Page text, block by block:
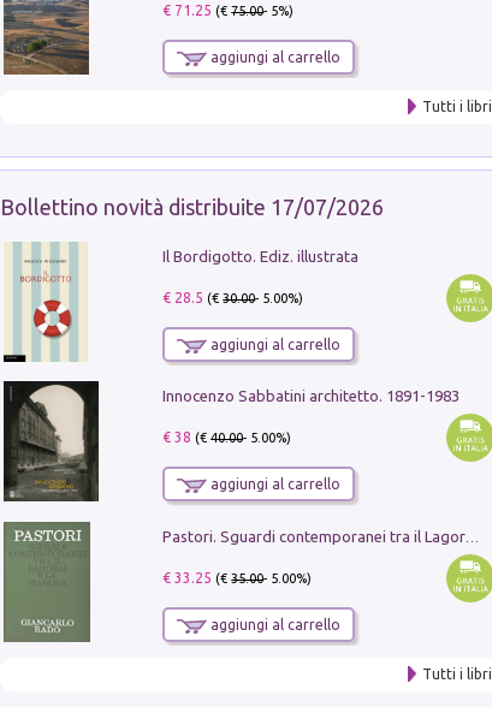
€ 71.25 (€75.00- 5%)
aggiungi al carrello
Tutti i libri
Bollettino novità distribuite 17/07/2026
Il Bordigotto. Ediz. illustrata
€ 28.5 (€30.00- 5.00%)
aggiungi al carrello
Innocenzo Sabbatini architetto. 1891-1983
€ 38 (€40.00- 5.00%)
aggiungi al carrello
€ 33.25 (€35.00- 5.00%)
aggiungi al carrello
Tutti i libri